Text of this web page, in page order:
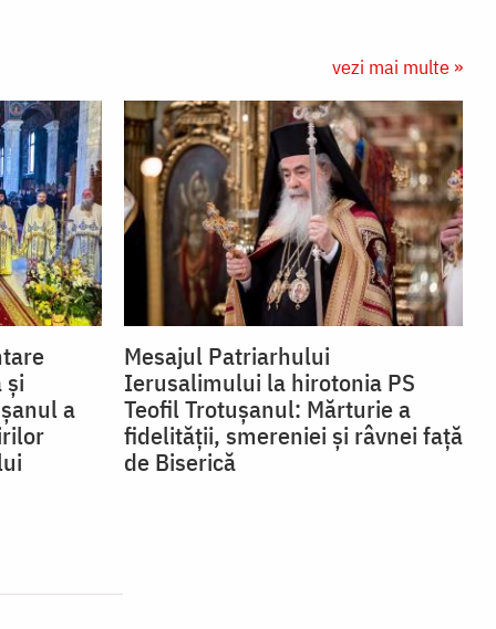
vezi mai multe »
și
a
Mesajul Patriarhului
Ierusalimului la hirotonia PS
Teofil Trotușanul: Mărturie a
fidelității, smereniei și râvnei față
de Biserică